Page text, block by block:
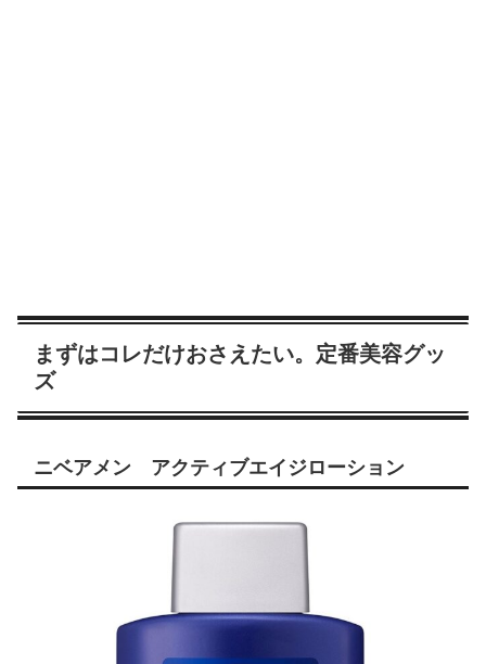
まずはコレだけおさえたい。定番美容グッ
ズ
ニベアメン アクティブエイジローション